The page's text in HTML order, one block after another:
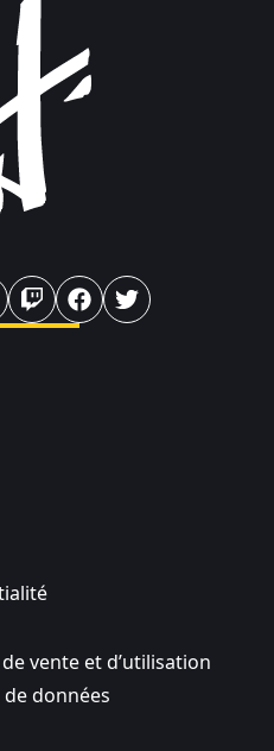
vente et d’utilisation
données